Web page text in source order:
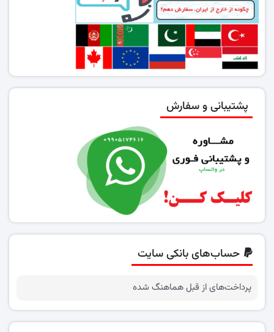
پشتیبانی و سفارش
حساب‌های بانکی سایت
پرداخت‌های از قبل هماهنگ شده